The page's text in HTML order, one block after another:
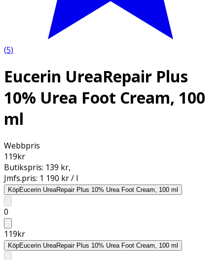
(5)
Eucerin UreaRepair Plus
10% Urea Foot Cream, 100
ml
Webbpris
119kr
Butikspris: 139 kr,
Jmfs.pris: 1 190 kr / l
KöpEucerin UreaRepair Plus 10% Urea Foot Cream, 100 ml
0
119kr
KöpEucerin UreaRepair Plus 10% Urea Foot Cream, 100 ml